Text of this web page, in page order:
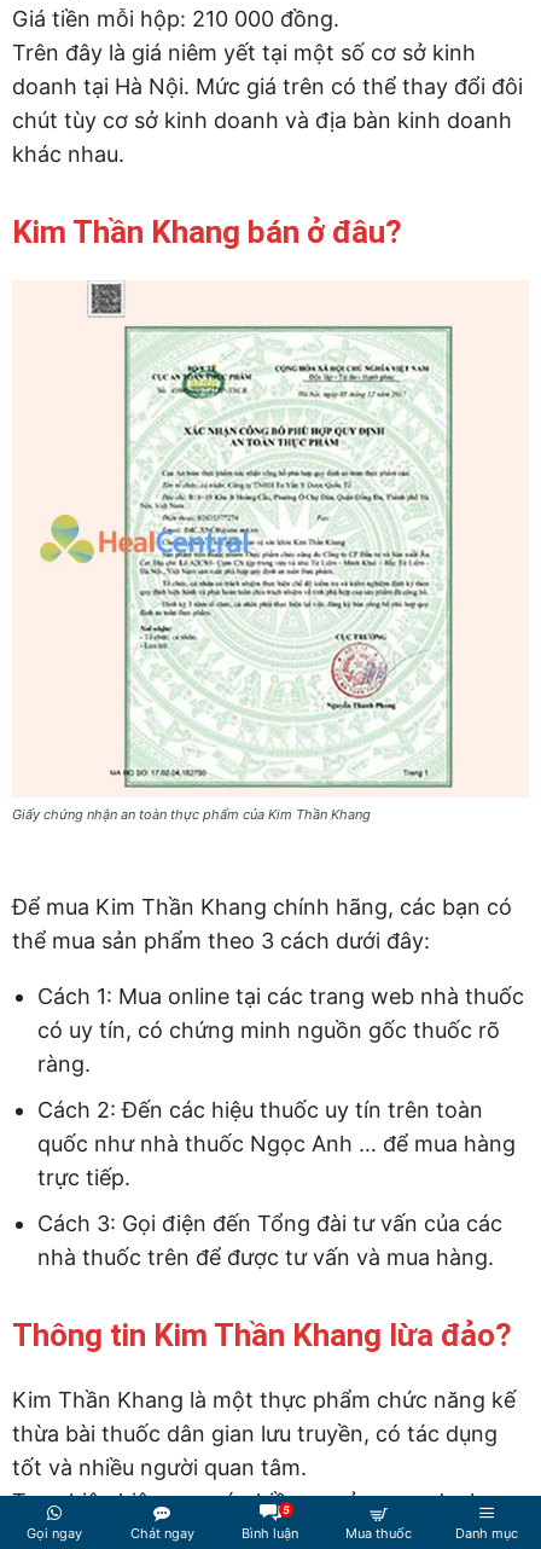
Giá tiền mỗi hộp: 210 000 đồng.
Trên đây là giá niêm yết tại một số cơ sở kinh
doanh tại Hà Nội. Mức giá trên có thể thay đổi đôi
chút tùy cơ sở kinh doanh và địa bàn kinh doanh
khác nhau.
Kim Thần Khang bán ở đâu?
Giấy chứng nhận an toàn thực phẩm của Kim Thần Khang
Để mua Kim Thần Khang chính hãng, các bạn có
thể mua sản phẩm theo 3 cách dưới đây:
Cách 1: Mua online tại các trang web nhà thuốc
có uy tín, có chứng minh nguồn gốc thuốc rõ
ràng.
Cách 2: Đến các hiệu thuốc uy tín trên toàn
quốc như nhà thuốc Ngọc Anh … để mua hàng
trực tiếp.
Cách 3: Gọi điện đến Tổng đài tư vấn của các
nhà thuốc trên để được tư vấn và mua hàng.
Thông tin Kim Thần Khang lừa đảo?
Kim Thần Khang là một thực phẩm chức năng kế
thừa bài thuốc dân gian lưu truyền, có tác dụng
tốt và nhiều người quan tâm.
Tuy nhiên hiện nay có nhiều cơ sở mượn danh
tiếng của Kim Thần Khang, quảng cáo rằng đây là
Gọi ngay Chát ngay
5
Bình luận Mua thuốc Danh mục